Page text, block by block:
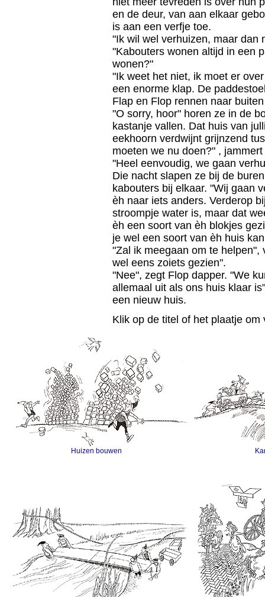
en de deur, van aan elkaar
is aan een verfje toe.
"Ik wil wel verhuizen, maar dan
"Kabouters wonen altijd in een
wonen?"
"Ik weet het niet, ik moet er
een enorme klap. De
Flap en Flop rennen naar
"O sorry, hoor" horen ze in de
kastanje vallen. Dat huis van
eekhoorn verdwijnt grijnzend
moeten we nu doen?" ,
"Heel eenvoudig, we gaan
Die nacht slapen ze bij de
kabouters bij elkaar. "Wij gaan
èh naar iets anders. Verderop
stroompje water is, maar dat
èh een soort van èh blokjes
je wel een soort van èh huis
"Zal ik meegaan om te
wel eens zoiets gezien".
"Nee", zegt Flop dapper. "We
allemaal uit als ons huis klaar
een nieuw huis.
Klik op de titel of het plaatje om
Huizen bouwen